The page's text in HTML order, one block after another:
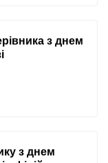
з днем
з днем